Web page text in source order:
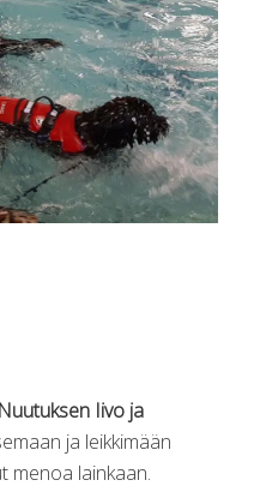
Iivo ja
ja leikkimään
menoa lainkaan.